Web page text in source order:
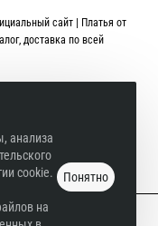
анализа
cookie.
на
Понятно
сайт | Платья от
доставка по всей